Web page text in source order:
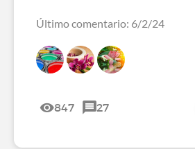
Último comentario: 6/2/24
847 27